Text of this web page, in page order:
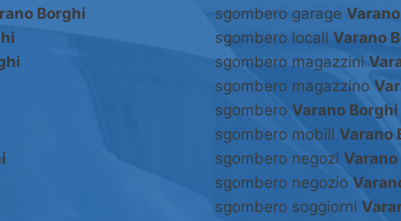
Borghi
sgombero garage
sgombero locali Varano
sgombero magazzini
sgombero magazzino
sgombero Varano Borghi
sgombero mobili Varano
sgombero negozi
sgombero negozio
sgombero soggiorni